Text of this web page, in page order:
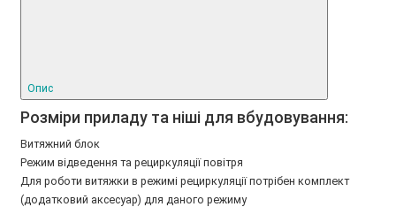
Опис
Розміри приладу та ніші для вбудовування:
Витяжний блок
Режим відведення та рециркуляції повітря
Для роботи витяжки в режимі рециркуляції потрібен комплект
(додатковий аксесуар) для даного режиму